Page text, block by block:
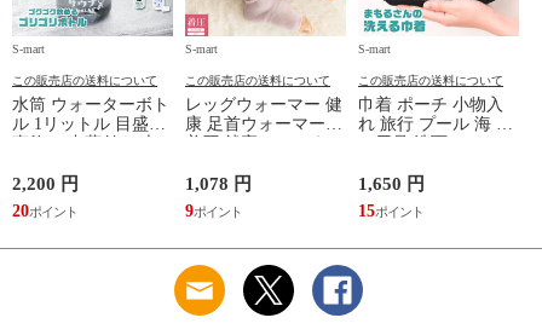
S-mart
この販売店の送料について
水筒 ウォーターボト
ル 1リットル 目盛り
マイボトル 動物 ア
ニマル ゴリラ ごリ
ラックス ゴリゴリボ
2,200 円
20
S-mart
この販売店の送料について
レッグウォーマー 健
康 足首ウォーマー
ふんわり 足湯のよう
なぽかぽかナイトウ
ォーマー inf-26
1,078 円
9
S-mart
この販売店の送料について
巾着 ポーチ 小物入
れ 旅行 プール 海 バ
サウナ ごリラックス
まもるさんの洗える
巾着 ブラック 黒
1,650 円
15